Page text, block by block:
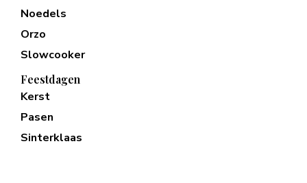
Noedels
Orzo
Slowcooker
Feestdagen
Kerst
Pasen
Sinterklaas